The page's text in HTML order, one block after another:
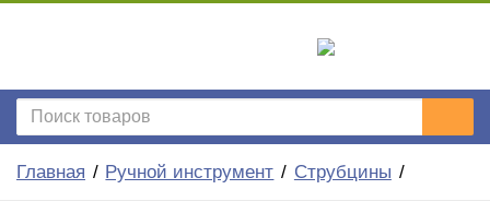
Главная Ручной инструмент Струбцины